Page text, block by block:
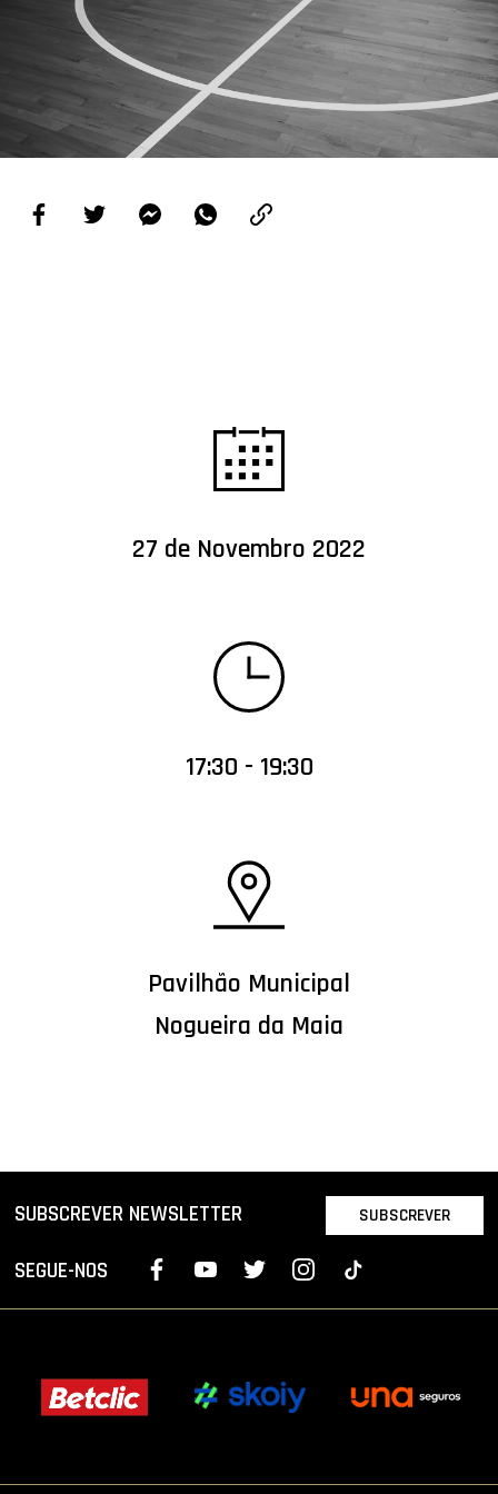
PROJETOS
LIGA BETCLIC MASCULINA
LIGA BETCLIC FEMININA
27 de Novembro 2022
17:30 - 19:30
Pavilhão Municipal
Nogueira da Maia
SUBSCREVER NEWSLETTER SUBSCREVER
SEGUE-NOS